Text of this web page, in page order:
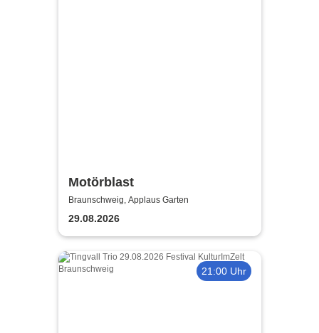
Motörblast
Braunschweig, Applaus Garten
29.08.2026
21:00 Uhr